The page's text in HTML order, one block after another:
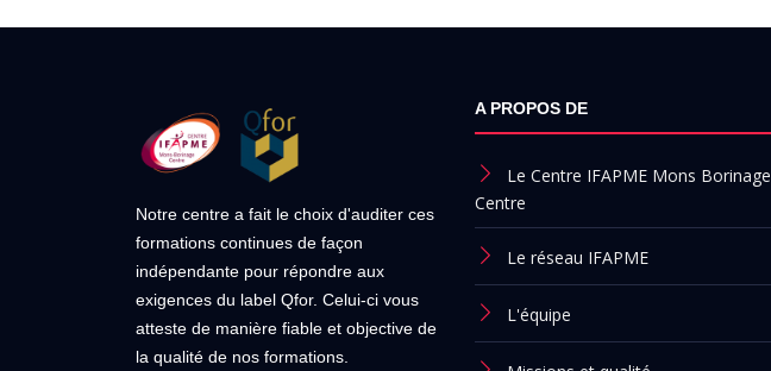
Notre centre a fait le choix d'auditer ces
formations continues de façon
indépendante pour répondre aux
exigences du label Qfor. Celui-ci vous
atteste de manière fiable et objective de
la qualité de nos formations.
A PROPOS DE
Le Centre IFAPME Mons Borinage
Centre
Le réseau IFAPME
L'équipe